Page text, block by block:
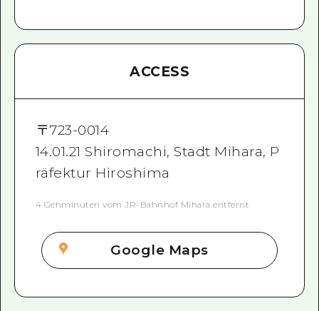
ACCESS
〒723-0014
14.01.21 Shiromachi, Stadt Mihara, P
räfektur Hiroshima
4 Gehminuten vom JR-Bahnhof Mihara entfernt
Google Maps